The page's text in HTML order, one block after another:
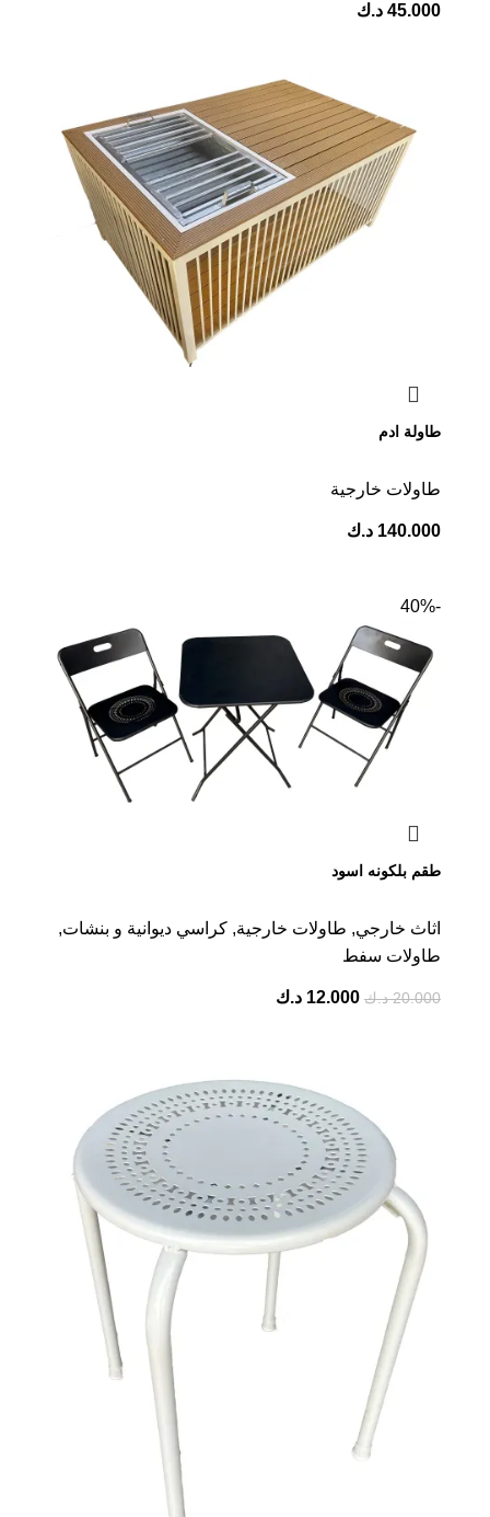
45.000 د.ك
طاولة ادم
طاولات خارجية
140.000 د.ك
-40%
طقم بلكونه اسود
اثاث خارجي, طاولات خارجية, كراسي ديوانية و بنشات,
طاولات سفط
20.000 د.ك 12.000 د.ك